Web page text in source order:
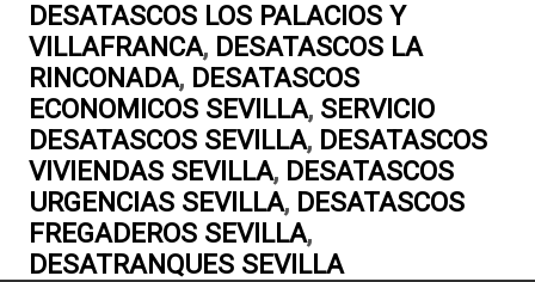
DESATASCOS LOS PALACIOS Y
VILLAFRANCA, DESATASCOS LA
RINCONADA, DESATASCOS
ECONOMICOS SEVILLA, SERVICIO
DESATASCOS SEVILLA, DESATASCOS
VIVIENDAS SEVILLA, DESATASCOS
URGENCIAS SEVILLA, DESATASCOS
FREGADEROS SEVILLA,
DESATRANQUES SEVILLA